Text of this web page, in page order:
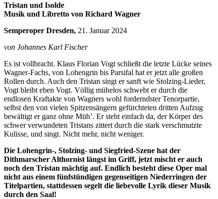
Tristan und Isolde
Musik und Libretto von Richard Wagner
Semperoper Dresden, 21. Januar 2024
von Johannes Karl Fischer
Es ist vollbracht. Klaus Florian Vogt schließt die letzte Lücke seines
Wagner-Fachs, von Lohengrin bis Parsifal hat er jetzt alle großen
Rollen durch. Auch den Tristan singt er sanft wie Stolzing-Lieder,
Vogt bleibt eben Vogt. Völlig mühelos schwebt er durch die
endlosen Kraftakte von Wagners wohl forderndster Tenorpartie,
selbst den von vielen Spitzensängern gefürchteten dritten Aufzug
bewältigt er ganz ohne Müh’. Er steht einfach da, der Körper des
schwer verwundeten Tristans zittert durch die stark verschmutzte
Kulisse, und singt. Nicht mehr, nicht weniger.
Die Lohengrin-, Stolzing- und Siegfried-Szene hat der
Dithmarscher Althornist längst im Griff, jetzt mischt er auch
noch den Tristan mächtig auf. Endlich besteht diese Oper mal
nicht aus einem fünfstündigen gegenseitigen Niederringen der
Titelpartien, stattdessen segelt die liebevolle Lyrik dieser Musik
durch den Saal!